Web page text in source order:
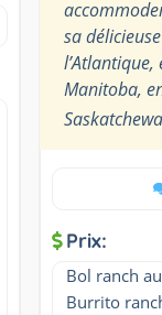
sa
Manitoba,
Prix:
Bol ranch
Burrito